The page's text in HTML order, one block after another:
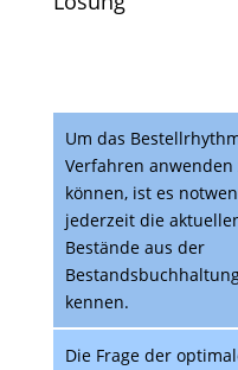
Um das
Verfahren anwenden
können, ist es
jederzeit die
Bestände aus der
kennen.
Die Frage der